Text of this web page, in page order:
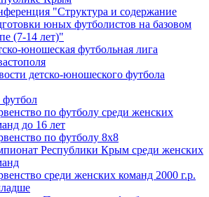
"Структура и содержание
юных футболистов на базовом
(7-14 лет)"
юношеская футбольная лига
детско-юношеского футбола
по футболу среди женских
до 16 лет
по футболу 8х8
Республики Крым среди женских
среди женских команд 2000 г.р.